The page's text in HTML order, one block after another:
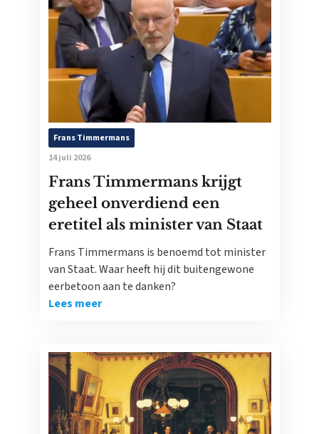
Frans Timmermans
14 juli 2026
Frans Timmermans krijgt
geheel onverdiend een
eretitel als minister van Staat
Frans Timmermans is benoemd tot minister
van Staat. Waar heeft hij dit buitengewone
eerbetoon aan te danken?
Lees meer